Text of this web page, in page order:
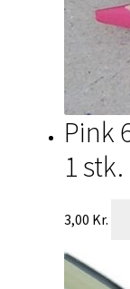
Pink
1 stk.
3,00 Kr.